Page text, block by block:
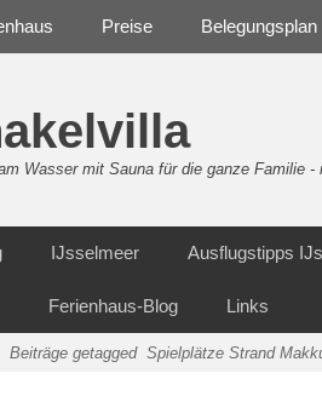
Preise Belegungsplan
Wasser mit Sauna für die ganze Familie
IJsselmeer Ausflugstipps
Ferienhaus-Blog Links
Beiträge getagged Spielplätze Strand